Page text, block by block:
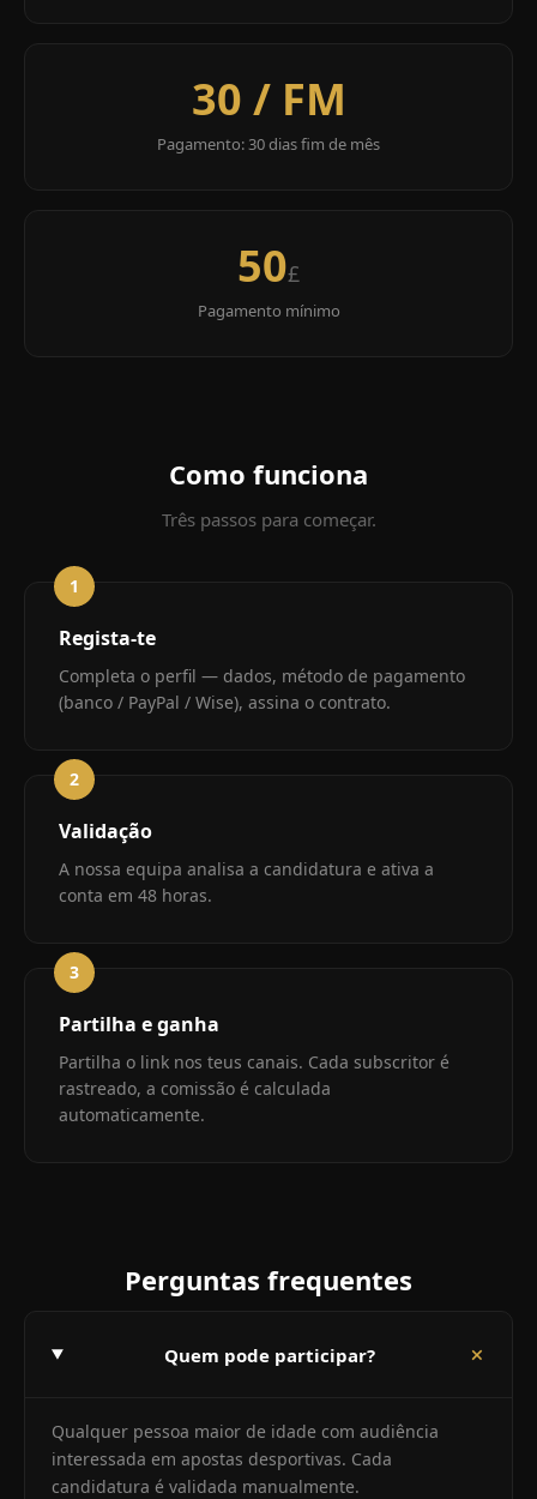
30 / FM
Pagamento: 30 dias fim de mês
50£
Pagamento mínimo
Como funciona
Três passos para começar.
1
Regista-te
Completa o perfil — dados, método de pagamento
(banco / PayPal / Wise), assina o contrato.
2
Validação
A nossa equipa analisa a candidatura e ativa a
conta em 48 horas.
3
Partilha e ganha
Partilha o link nos teus canais. Cada subscritor é
rastreado, a comissão é calculada
automaticamente.
Perguntas frequentes
Quem pode participar?
Qualquer pessoa maior de idade com audiência
interessada em apostas desportivas. Cada
candidatura é validada manualmente.